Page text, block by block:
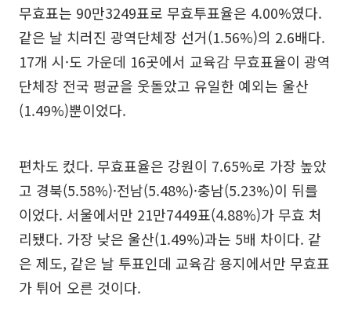
무효표는 90만3249표로 무효투표율은 4.00%였다.
같은 날 치러진 광역단체장 선거(1.56%)의 2.6배다.
17개 시·도 가운데 16곳에서 교육감 무효표율이 광역
단체장 전국 평균을 웃돌았고 유일한 예외는 울산
(1.49%)뿐이었다.
편차도 컸다. 무효표율은 강원이 7.65%로 가장 높았
고 경북(5.58%)·전남(5.48%)·충남(5.23%)이 뒤를
이었다. 서울에서만 21만7449표(4.88%)가 무효 처
리됐다. 가장 낮은 울산(1.49%)과는 5배 차이다. 같
은 제도, 같은 날 투표인데 교육감 용지에서만 무효표
가 튀어 오른 것이다.